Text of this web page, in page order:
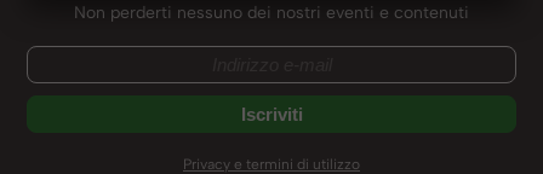
Non perderti nessuno dei nostri eventi e contenuti
Privacy e termini di utilizzo